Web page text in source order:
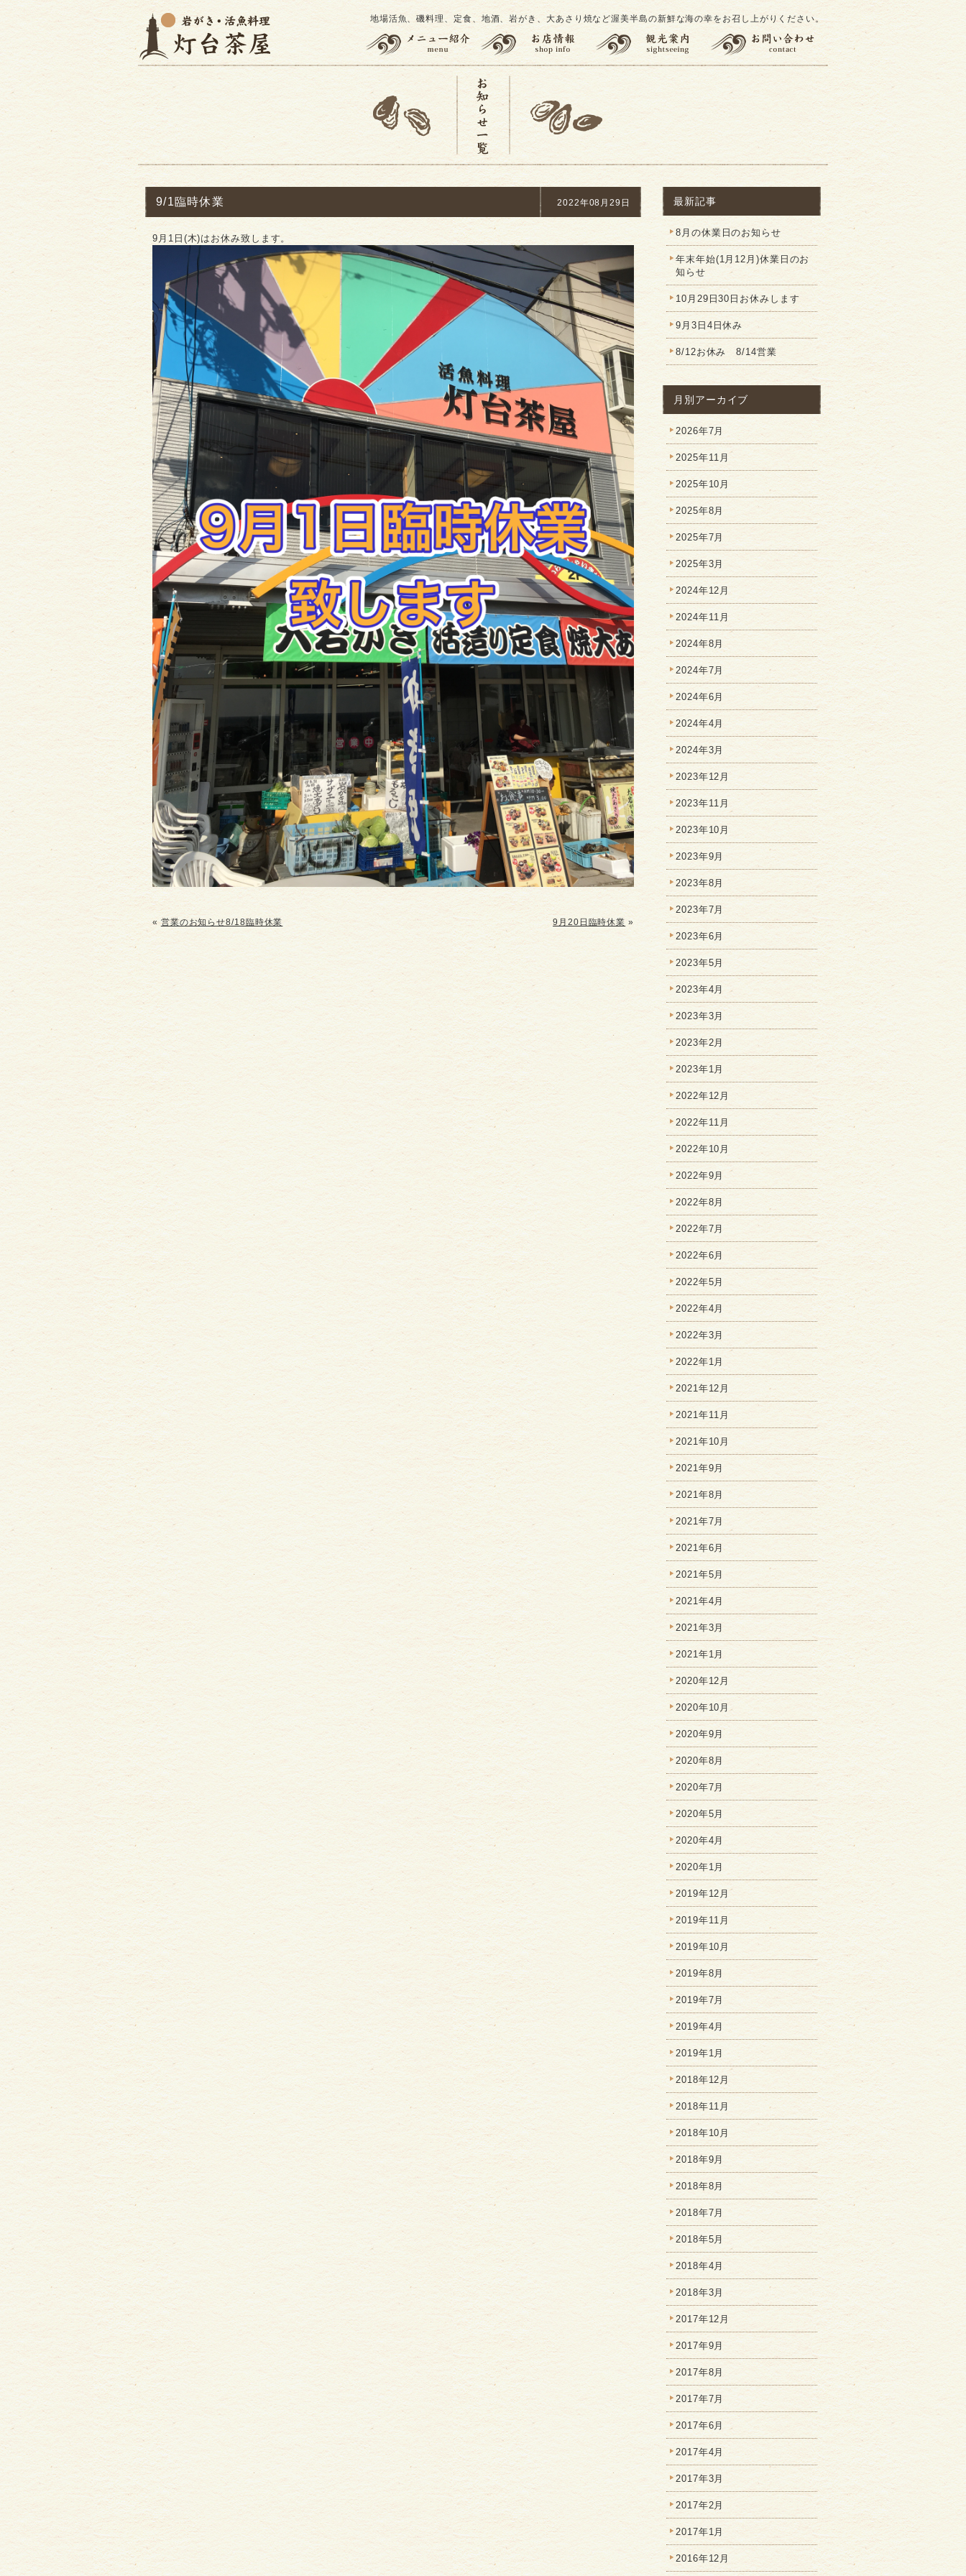
地場活魚、磯料理、定食、地酒、岩がき、大あさり焼など渥美半島の新鮮な海の幸をお召し上がりください。
9/1臨時休業 2022年08月29日
9月1日(木)はお休み致します。
«営業のお知らせ8/18臨時休業 9月20日臨時休業 »
最新記事
8月の休業日のお知らせ
年末年始(1月12月)休業日のお
知らせ
10月29日30日お休みします
9月3日4日休み
8/12お休み 8/14営業
月別アーカイブ
2026年7月
2025年11月
2025年10月
2025年8月
2025年7月
2025年3月
2024年12月
2024年11月
2024年8月
2024年7月
2024年6月
2024年4月
2024年3月
2023年12月
2023年11月
2023年10月
2023年9月
2023年8月
2023年7月
2023年6月
2023年5月
2023年4月
2023年3月
2023年2月
2023年1月
2022年12月
2022年11月
2022年10月
2022年9月
2022年8月
2022年7月
2022年6月
2022年5月
2022年4月
2022年3月
2022年1月
2021年12月
2021年11月
2021年10月
2021年9月
2021年8月
2021年7月
2021年6月
2021年5月
2021年4月
2021年3月
2021年1月
2020年12月
2020年10月
2020年9月
2020年8月
2020年7月
2020年5月
2020年4月
2020年1月
2019年12月
2019年11月
2019年10月
2019年8月
2019年7月
2019年4月
2019年1月
2018年12月
2018年11月
2018年10月
2018年9月
2018年8月
2018年7月
2018年5月
2018年4月
2018年3月
2017年12月
2017年9月
2017年8月
2017年7月
2017年6月
2017年4月
2017年3月
2017年2月
2017年1月
2016年12月